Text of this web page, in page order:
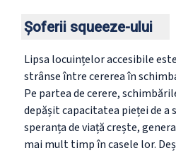
Șoferii squeeze-ului
Lipsa locuințelor accesibile
strânse între cererea în
Pe partea de cerere,
depășit capacitatea pieței de a
speranța de viață crește,
mai mult timp în casele lor.